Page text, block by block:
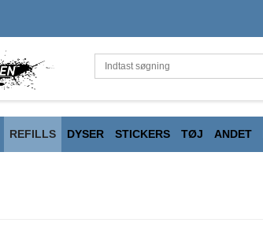
REFILLS DYSER STICKERS TØJ ANDET